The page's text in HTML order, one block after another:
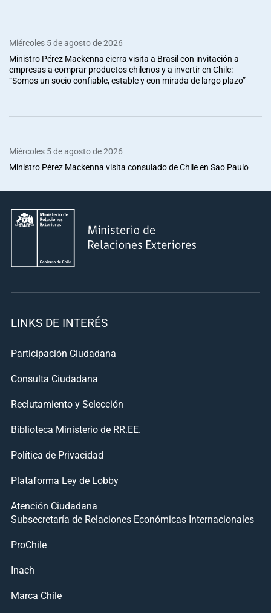
Miércoles 5 de agosto de 2026
Ministro Pérez Mackenna cierra visita a Brasil con invitación a
empresas a comprar productos chilenos y a invertir en Chile:
“Somos un socio confiable, estable y con mirada de largo plazo”
Miércoles 5 de agosto de 2026
Ministro Pérez Mackenna visita consulado de Chile en Sao Paulo
LINKS DE INTERÉS
Participación Ciudadana
Consulta Ciudadana
Reclutamiento y Selección
Biblioteca Ministerio de RR.EE.
Política de Privacidad
Plataforma Ley de Lobby
Atención Ciudadana
Subsecretaría de Relaciones Económicas Internacionales
ProChile
Inach
Marca Chile